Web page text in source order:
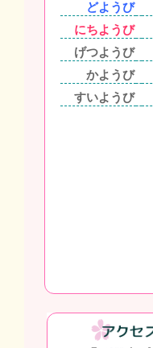
どようび
にちようび
げつようび
かようび
すいようび